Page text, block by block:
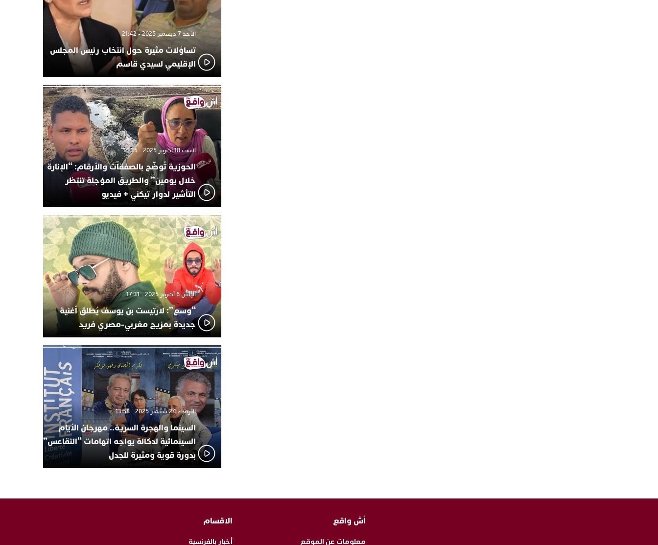
الأحد 7 ديسمبر 2025 - 21:42
تساؤلات مثيرة حول انتخاب رئيس المجلس
الإقليمي لسيدي قاسم
السبت 18 أكتوبر 2025 - 14:35
الحوزية تُوضّح بالصفقات والأرقام: “الإنارة
خلال يومين” والطريق المؤجلة تنتظر
التأشير لدوار تيكني + فيديو
الإثنين 6 أكتوبر 2025 - 17:31
“وسع”: لارتيست بن يوسف يُطلق أغنية
جديدة بمزيج مغربي-مصري فريد
الأربعاء 24 سبتمبر 2025 - 13:58
السينما والهجرة السرية.. مهرجان الأيام
السينمائية لدكالة يواجه اتهامات “التقاعس”
بدورة قوية ومثيرة للجدل
أش واقع
معلومات عن الموقع
الاقسام
أخبار بالفرنسية